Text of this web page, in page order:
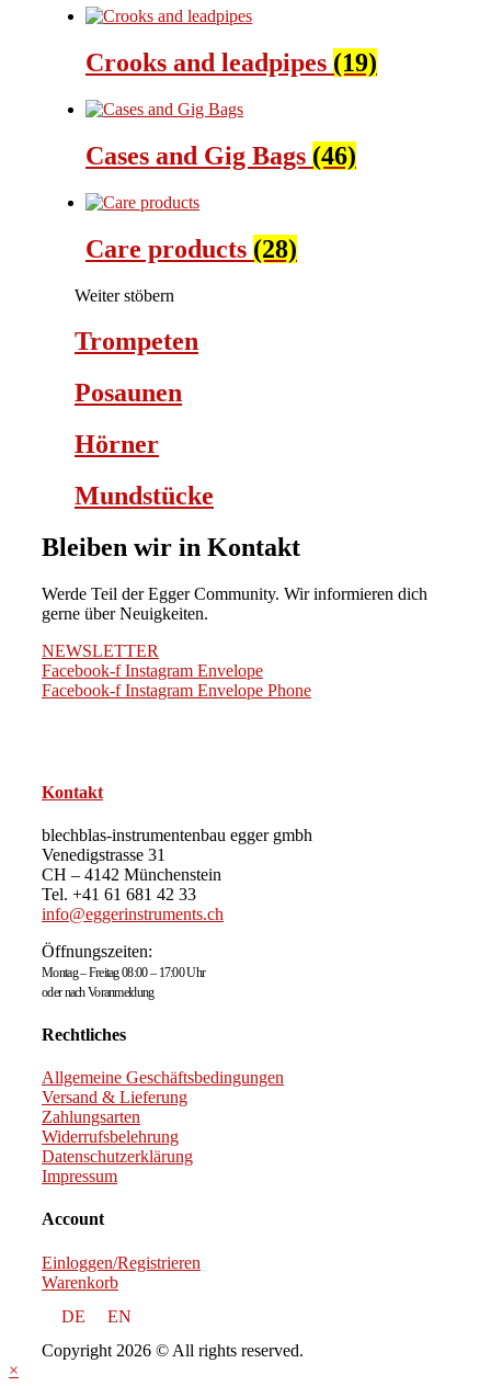
Crooks and leadpipes (19)
Cases and Gig Bags (46)
Care products (28)
Weiter stöbern
Trompeten
Posaunen
Hörner
Mundstücke
Bleiben wir in Kontakt
Werde Teil der Egger Community. Wir informieren dich
gerne über Neuigkeiten.
NEWSLETTER
Facebook-f Instagram Envelope
Facebook-f Instagram Envelope Phone
Kontakt
blechblas-instrumentenbau egger gmbh
Venedigstrasse 31
CH – 4142 Münchenstein
Tel. +41 61 681 42 33
info@eggerinstruments.ch
Öffnungszeiten:
Montag – Freitag 08:00 – 17:00 Uhr
oder nach Voranmeldung
Rechtliches
Allgemeine Geschäftsbedingungen
Versand & Lieferung
Zahlungsarten
Widerrufsbelehrung
Datenschutzerklärung
Impressum
Account
Einloggen/Registrieren
Warenkorb
DE
EN
Copyright 2026 © All rights reserved.
×